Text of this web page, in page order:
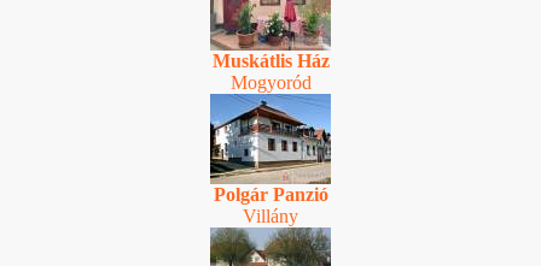
Muskátlis Ház
Mogyoród
Polgár Panzió
Villány